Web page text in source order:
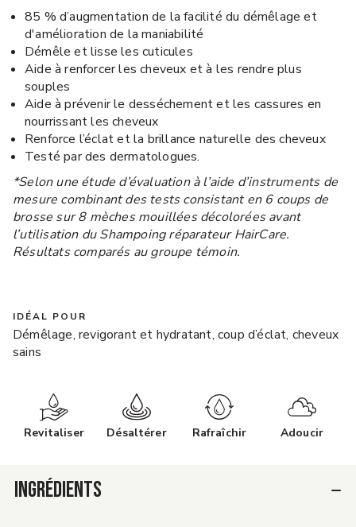
85 % d’augmentation de la facilité du démêlage et
d'amélioration de la maniabilité
Démêle et lisse les cuticules
Aide à renforcer les cheveux et à les rendre plus
souples
Aide à prévenir le desséchement et les cassures en
nourrissant les cheveux
Renforce l’éclat et la brillance naturelle des cheveux
Testé par des dermatologues.
*Selon une étude d’évaluation à l’aide d’instruments de
mesure combinant des tests consistant en 6 coups de
brosse sur 8 mèches mouillées décolorées avant
l’utilisation du Shampoing réparateur HairCare.
Résultats comparés au groupe témoin.
IDÉAL POUR
Démêlage, revigorant et hydratant, coup d’éclat, cheveux
sains
Revitaliser Désaltérer Rafraîchir Adoucir
INGRÉDIENTS